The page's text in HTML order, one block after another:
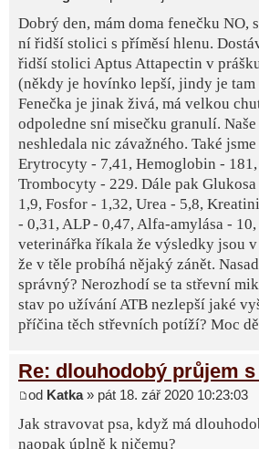
Dobrý den, mám doma fenečku
ní řidší stolici s příměsí hlenu.
řidší stolici Aptus Attapectin v
(někdy je hovínko lepší, jindy je
Fenečka je jinak živá, má velkou
odpoledne sní misečku granulí.
neshledala nic závažného. Také
Erytrocyty - 7,41, Hemoglobin -
Trombocyty - 229. Dále pak
1,9, Fosfor - 1,32, Urea - 5,8,
- 0,31, ALP - 0,47, Alfa-amylása -
veterinářka říkala že výsledky jsou
že v těle probíhá nějaký zánět.
správný? Nerozhodí se ta střevní
stav po užívání ATB nezlepší jaké
příčina těch střevních potíží? Moc
Re: dlouhodobý průjem
od Katka» pát 18. zář 2020 10:23:03
Jak stravovat psa, když má
naopak úplně k ničemu?